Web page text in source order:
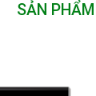
SẢN